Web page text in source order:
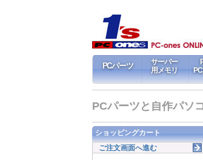
PCパーツ
サーバー
用メモリ
PCパーツと自作パソ
ショッピングカート
ご注文画面へ進む